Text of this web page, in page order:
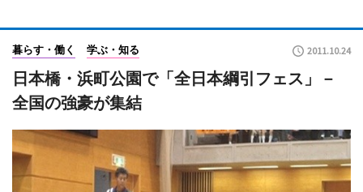
暮らす・働く 学ぶ・知る 2011.10.24
日本橋・浜町公園で「全日本綱引フェス」－
全国の強豪が集結